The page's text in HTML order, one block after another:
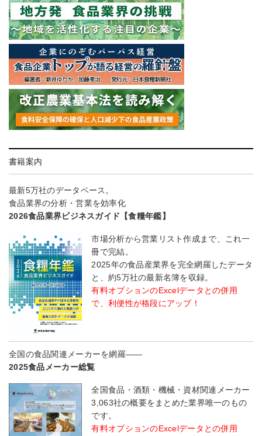
書籍案内
最新5万社のデータベース。
食品業界の分析・営業を効率化
2026食品業界ビジネスガイド【食糧年鑑】
市場分析から営業リスト作成まで、これ一
冊で完結。
2025年の食品産業界を完全網羅したデータ
と、約5万社の最新名簿を収録。
有料オプションのExcelデータとの併用
で、利便性が格段にアップ！
全国の食品関連メーカーを網羅――
2025食品メーカー総覧
全国食品・酒類・機械・資材関連メーカー
3,063社の概要をまとめた業界唯一のもの
です。
有料オプションのExcelデータとの併用